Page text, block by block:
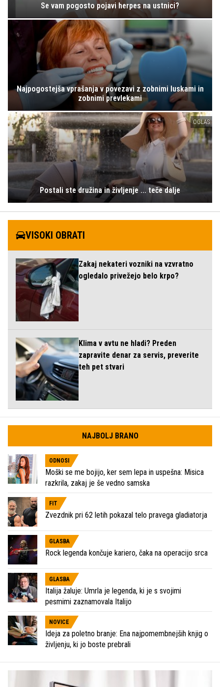
Se vam pogosto pojavi herpes na ustnici?
Najpogostejša vprašanja v povezavi z zobnimi luskami in
zobnimi prevlekami
OGLAS
Postali ste družina in življenje ... teče dalje
VISOKI OBRATI
Zakaj nekateri vozniki na vzvratno
ogledalo privežejo belo krpo?
Klima v avtu ne hladi? Preden
zapravite denar za servis, preverite
teh pet stvari
NAJBOLJ BRANO
ODNOSI
Moški se me bojijo, ker sem lepa in uspešna: Misica
razkrila, zakaj je še vedno samska
FIT
Zvezdnik pri 62 letih pokazal telo pravega gladiatorja
GLASBA
Rock legenda končuje kariero, čaka na operacijo srca
GLASBA
Italija žaluje: Umrla je legenda, ki je s svojimi
pesmimi zaznamovala Italijo
NOVICE
Ideja za poletno branje: Ena najpomembnejših knjig o
življenju, ki jo boste prebrali